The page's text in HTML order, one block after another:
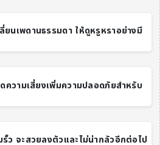
ยนเพดานธรรมดา ให้ดูหรูหราอย่างมี
ความเสี่ยงเพิ่มความปลอดภัยสำหรับ
ว จะสวยลงตัวและไม่น่ากลัวอีกต่อไป